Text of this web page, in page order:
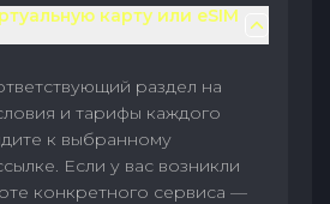
карту или eSIM
раздел на
и тарифы каждого
к выбранному
Если у вас возникли
конкретного сервиса —